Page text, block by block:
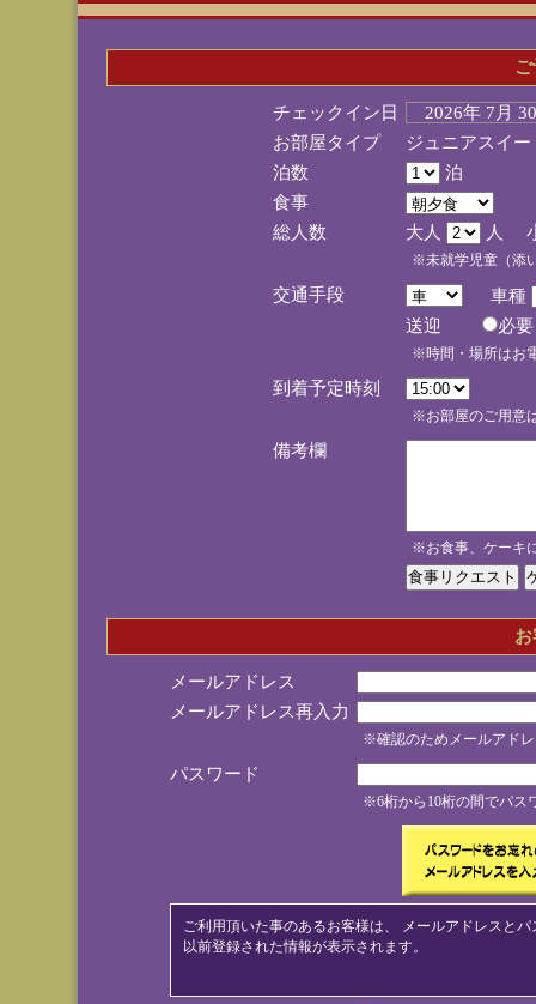
チェックイン日
2026年 7月
お部屋タイプ
ジュニアスイ
泊数
泊
食事
総人数
大人 人
※未就学児童（添
交通手段
車種
送迎
※時間・場所はお
到着予定時刻
※お部屋のご用意
備考欄
※お食事、ケーキ
メールアドレス
メールアドレス再入力
※確認のためメールアド
パスワード
※6桁から10桁の間でパス
ご利用頂いた事のあるお客様は、 メールアドレスと
以前登録された情報が表示されます。